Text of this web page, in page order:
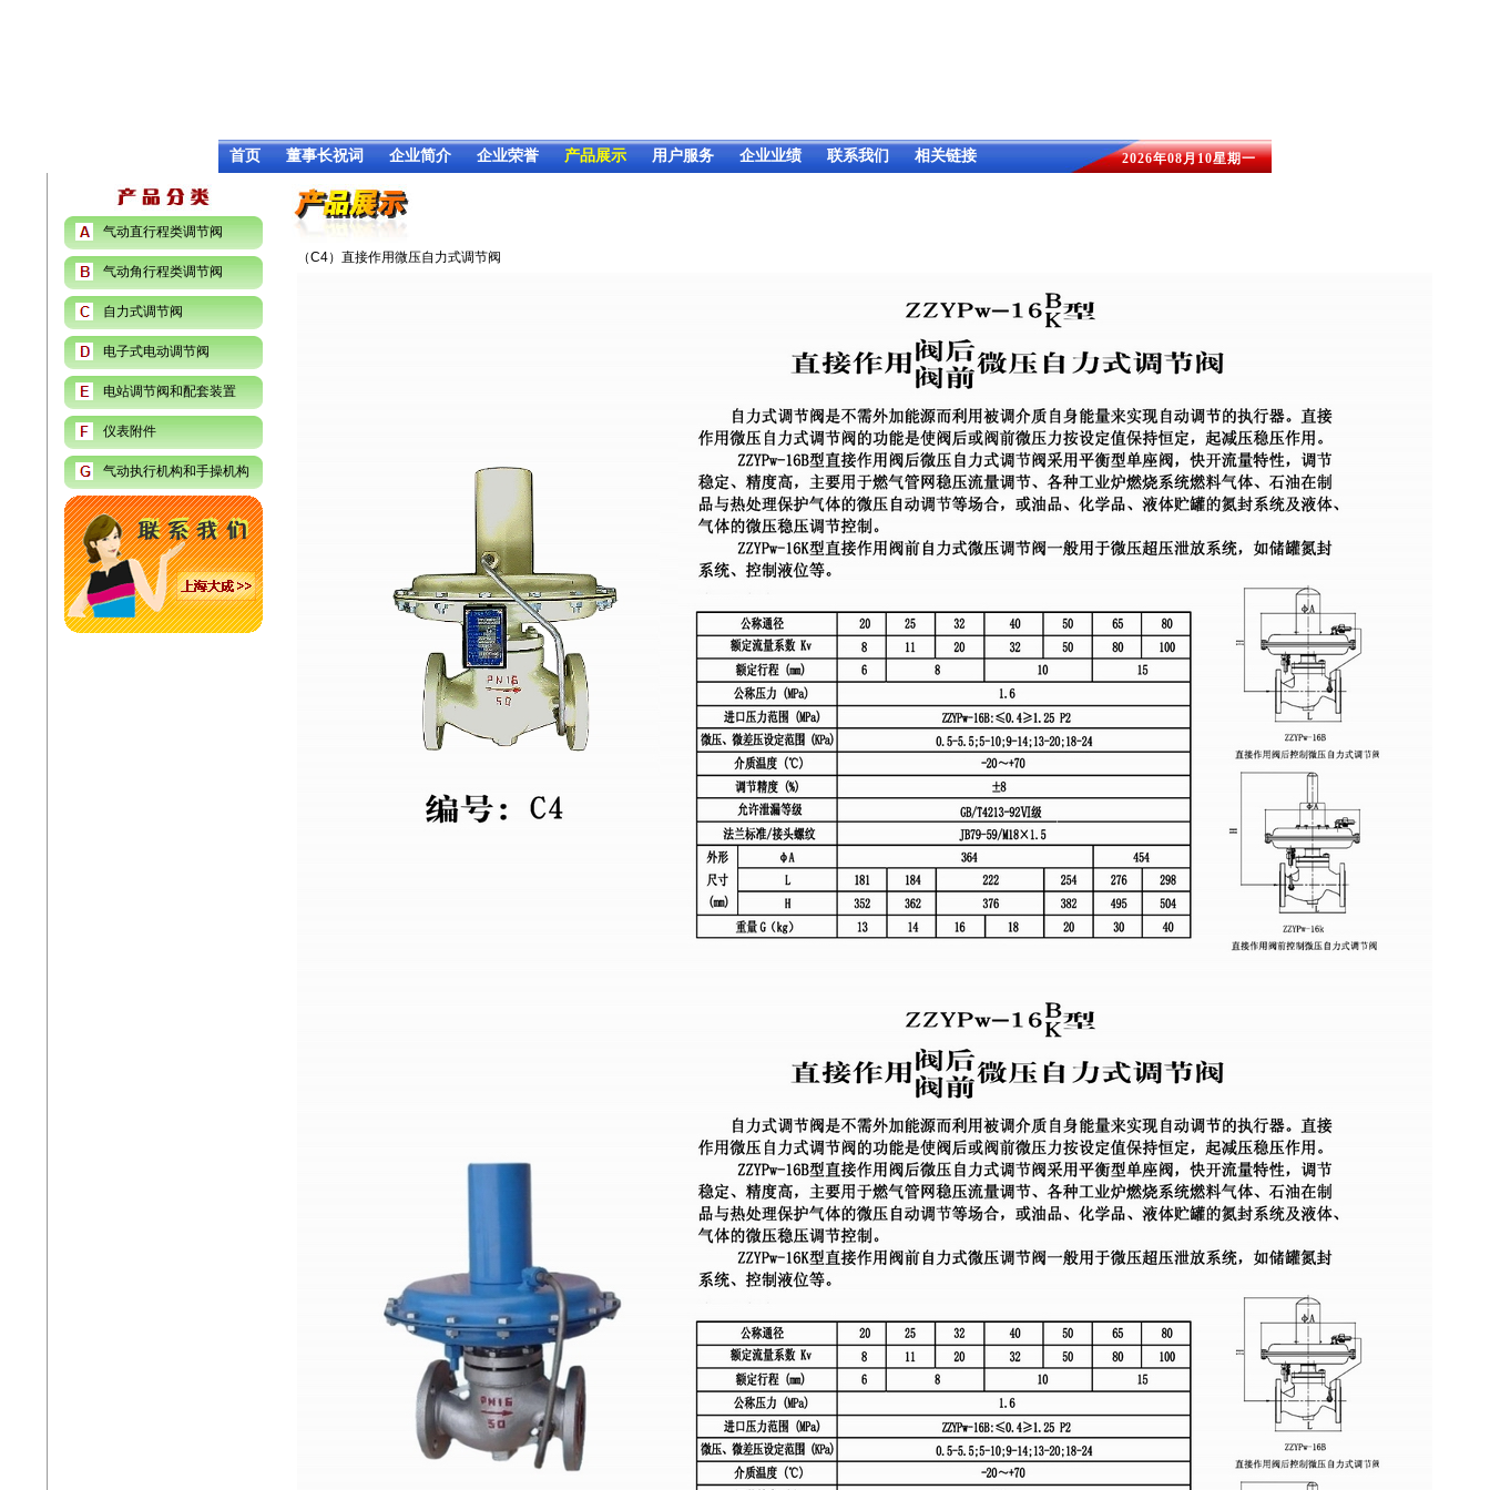
首页 董事长祝词 企业简介 企业荣誉 产品展示 用户服务 企业业绩 联系我们 相关链接 2026年08月10星期一
气动直行程类调节阀
气动角行程类调节阀
自力式调节阀
电子式电动调节阀
电站调节阀和配套装置
仪表附件
气动执行机构和手操机构
（C4）直接作用微压自力式调节阀